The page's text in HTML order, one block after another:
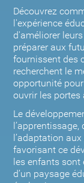
Découvrez
l'expérience
d'améliorer
préparer aux
fournissent des
recherchent le
opportunité
ouvrir les portes
Le
l’adaptation
favorisant ce
les enfants
d’un paysage